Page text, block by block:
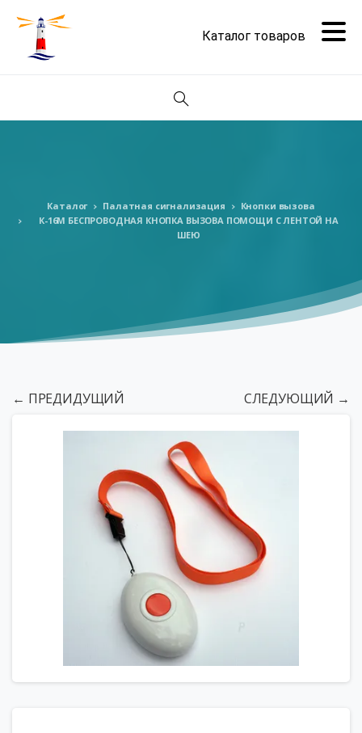
Поиск
Каталог Палатная сигнализация
Кнопки вызова
К-16М БЕСПРОВОДНАЯ КНОПКА ВЫЗОВА ПОМОЩИ С ЛЕНТОЙ НА
ШЕЮ
← ПРЕДИДУЩИЙ СЛЕДУЮЩИЙ →